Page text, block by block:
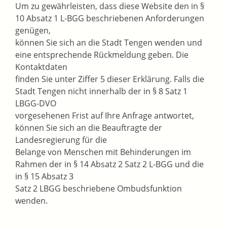
Um zu gewährleisten, dass diese Website den in §
10 Absatz 1 L-BGG beschriebenen Anforderungen
genügen,
können Sie sich an die Stadt Tengen wenden und
eine entsprechende Rückmeldung geben. Die
Kontaktdaten
finden Sie unter Ziffer 5 dieser Erklärung. Falls die
Stadt Tengen nicht innerhalb der in § 8 Satz 1
LBGG-DVO
vorgesehenen Frist auf Ihre Anfrage antwortet,
können Sie sich an die Beauftragte der
Landesregierung für die
Belange von Menschen mit Behinderungen im
Rahmen der in § 14 Absatz 2 Satz 2 L-BGG und die
in § 15 Absatz 3
Satz 2 LBGG beschriebene Ombudsfunktion
wenden.